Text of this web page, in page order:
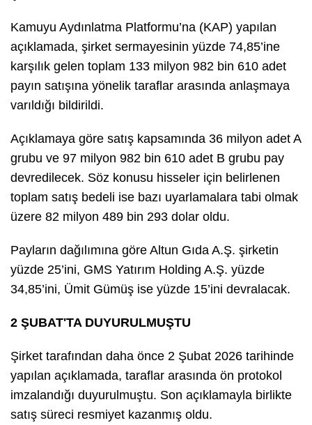
Kamuyu Aydınlatma Platformu’na (KAP) yapılan
açıklamada, şirket sermayesinin yüzde 74,85’ine
karşılık gelen toplam 133 milyon 982 bin 610 adet
payın satışına yönelik taraflar arasında anlaşmaya
varıldığı bildirildi.
Açıklamaya göre satış kapsamında 36 milyon adet A
grubu ve 97 milyon 982 bin 610 adet B grubu pay
devredilecek. Söz konusu hisseler için belirlenen
toplam satış bedeli ise bazı uyarlamalara tabi olmak
üzere 82 milyon 489 bin 293 dolar oldu.
Payların dağılımına göre Altun Gıda A.Ş. şirketin
yüzde 25’ini, GMS Yatırım Holding A.Ş. yüzde
34,85’ini, Ümit Gümüş ise yüzde 15’ini devralacak.
2 ŞUBAT'TA DUYURULMUŞTU
Şirket tarafından daha önce 2 Şubat 2026 tarihinde
yapılan açıklamada, taraflar arasında ön protokol
imzalandığı duyurulmuştu. Son açıklamayla birlikte
satış süreci resmiyet kazanmış oldu.